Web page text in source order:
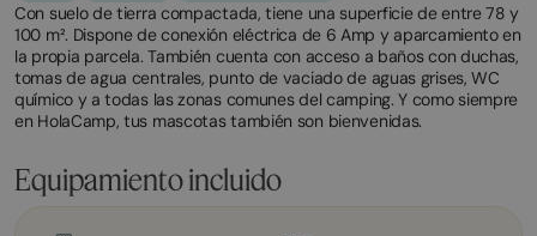
Con suelo de tierra compactada, tiene una superficie de entre 78 y
100 m². Dispone de conexión eléctrica de 6 Amp y aparcamiento en
la propia parcela. También cuenta con acceso a baños con duchas,
tomas de agua centrales, punto de vaciado de aguas grises, WC
químico y a todas las zonas comunes del camping. Y como siempre
en HolaCamp, tus mascotas también son bienvenidas.
Equipamiento incluido